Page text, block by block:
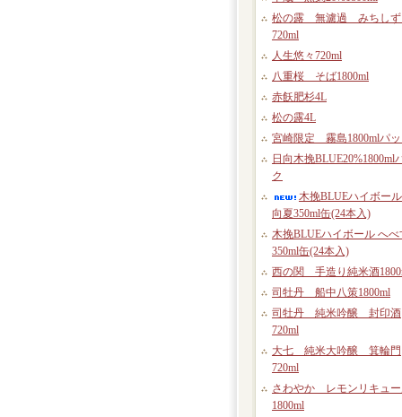
松の露 無濾過 みちしず
720ml
人生悠々720ml
八重桜 そば1800ml
赤飫肥杉4L
松の露4L
宮崎限定 霧島1800mlパッ
日向木挽BLUE20%1800ml
ク
木挽BLUEハイボール
向夏350ml缶(24本入)
木挽BLUEハイボール へべ
350ml缶(24本入)
西の関 手造り純米酒
司牡丹 船中八策1800ml
司牡丹 純米吟醸 封印酒
720ml
大七 純米大吟醸 箕輪門
720ml
さわやか レモンリキュ
1800ml